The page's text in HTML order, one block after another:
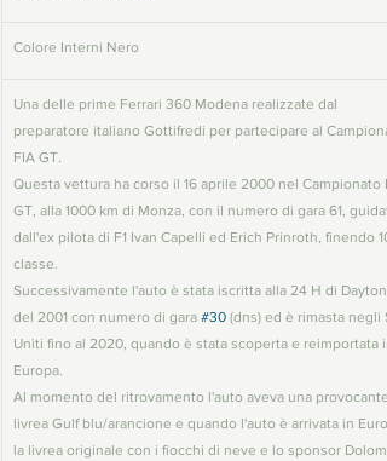
Colore Interni Nero
Una delle prime Ferrari 360 Modena realizzate dal
preparatore italiano Gottifredi per partecipare al
FIA GT.
Questa vettura ha corso il 16 aprile 2000 nel Campionato
GT, alla 1000 km di Monza, con il numero di gara 61,
dall'ex pilota di F1 Ivan Capelli ed Erich Prinroth, finendo
classe.
Successivamente l'auto è stata iscritta alla 24 H di
del 2001 con numero di gara #30 (dns) ed è rimasta negli
Uniti fino al 2020, quando è stata scoperta e reimportata
Europa.
Al momento del ritrovamento l'auto aveva una provocante
livrea Gulf blu/arancione e quando l'auto è arrivata in
la livrea originale con i fiocchi di neve e lo sponsor